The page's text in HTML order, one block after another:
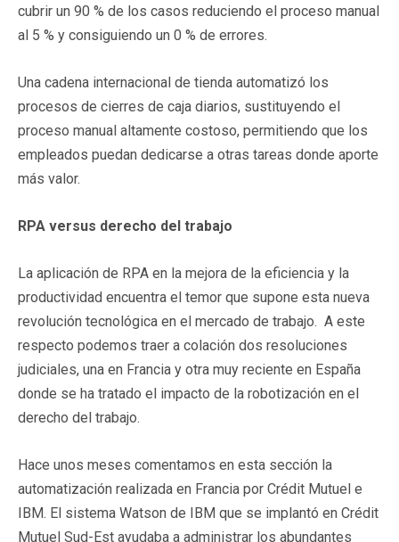
cubrir un 90 % de los casos reduciendo el proceso manual
al 5 % y consiguiendo un 0 % de errores.
Una cadena internacional de tienda automatizó los
procesos de cierres de caja diarios, sustituyendo el
proceso manual altamente costoso, permitiendo que los
empleados puedan dedicarse a otras tareas donde aporte
más valor.
RPA versus derecho del trabajo
La aplicación de RPA en la mejora de la eficiencia y la
productividad encuentra el temor que supone esta nueva
revolución tecnológica en el mercado de trabajo. A este
respecto podemos traer a colación dos resoluciones
judiciales, una en Francia y otra muy reciente en España
donde se ha tratado el impacto de la robotización en el
derecho del trabajo.
Hace unos meses comentamos en esta sección la
automatización realizada en Francia por Crédit Mutuel e
IBM. El sistema Watson de IBM que se implantó en Crédit
Mutuel Sud-Est ayudaba a administrar los abundantes